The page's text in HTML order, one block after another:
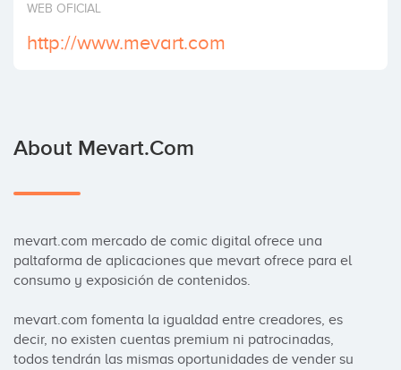
WEB OFICIAL
http://www.mevart.com
About Mevart.com
mevart.com mercado de comic digital ofrece una
paltaforma de aplicaciones que mevart ofrece para el
consumo y exposición de contenidos.
mevart.com fomenta la igualdad entre creadores, es
decir, no existen cuentas premium ni patrocinadas,
todos tendrán las mismas oportunidades de vender su